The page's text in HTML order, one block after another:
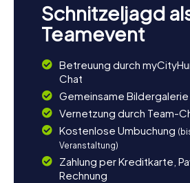
Schnitzeljagd
Teamevent
Betreuung durch
Chat
Gemeinsame
Vernetzung durch Team-
Kostenlose Umbuchung
Veranstaltung)
Zahlung per Kreditkarte,
Rechnung